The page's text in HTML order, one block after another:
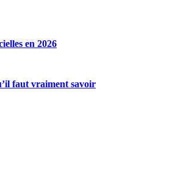
en 2026
faut vraiment savoir